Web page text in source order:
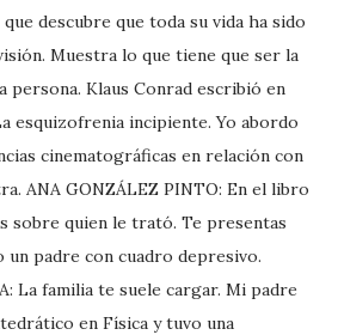
descubre que toda su vida ha sido
Muestra lo que tiene que ser la
persona. Klaus Conrad escribió en
esquizofrenia incipiente. Yo abordo
cinematográficas en relación con
ANA GONZÁLEZ PINTO: En el libro
sobre quien le trató. Te presentas
padre con cuadro depresivo.
La familia te suele cargar. Mi padre
en Física y tuvo una